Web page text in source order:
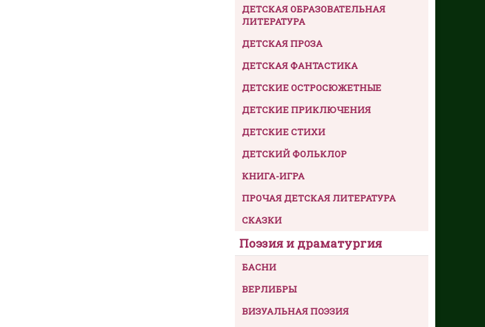
ДЕТСКАЯ ОБРАЗОВАТЕЛЬНАЯ
ЛИТЕРАТУРА
ДЕТСКАЯ ПРОЗА
ДЕТСКАЯ ФАНТАСТИКА
ДЕТСКИЕ ОСТРОСЮЖЕТНЫЕ
ДЕТСКИЕ ПРИКЛЮЧЕНИЯ
ДЕТСКИЕ СТИХИ
ДЕТСКИЙ ФОЛЬКЛОР
КНИГА-ИГРА
ПРОЧАЯ ДЕТСКАЯ ЛИТЕРАТУРА
СКАЗКИ
Поэзия и драматургия
БАСНИ
ВЕРЛИБРЫ
ВИЗУАЛЬНАЯ ПОЭЗИЯ